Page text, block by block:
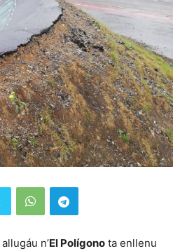
allugáu n’El Polígono ta enllenu